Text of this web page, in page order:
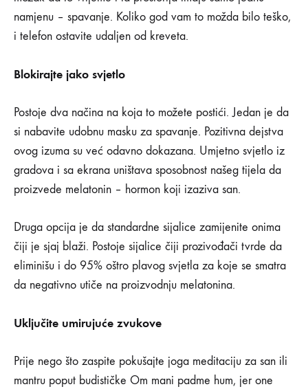
zaspite
30/10/2019
SHARE
NEMA
KOMENTARA
6
SAVJETA
ZA
SPAVAĆE
SOBE
KOJI
ĆE
VAM
POMOĆI
ZASPITE
namjenu – spavanje. Koliko god vam to možda bilo teško,
i telefon ostavite udaljen od kreveta.
Blokirajte jako svjetlo
Postoje dva načina na koja to možete postići. Jedan je da
si nabavite udobnu masku za spavanje. Pozitivna dejstva
ovog izuma su već odavno dokazana. Umjetno svjetlo iz
gradova i sa ekrana uništava sposobnost našeg tijela da
proizvede melatonin – hormon koji izaziva san.
Druga opcija je da standardne sijalice zamijenite onima
čiji je sjaj blaži. Postoje sijalice čiji prozivođači tvrde da
eliminišu i do 95% oštro plavog svjetla za koje se smatra
da negativno utiče na proizvodnju melatonina.
Uključite umirujuće zvukove
Prije nego što zaspite pokušajte joga meditaciju za san ili
mantru poput budističke Om mani padme hum, jer one